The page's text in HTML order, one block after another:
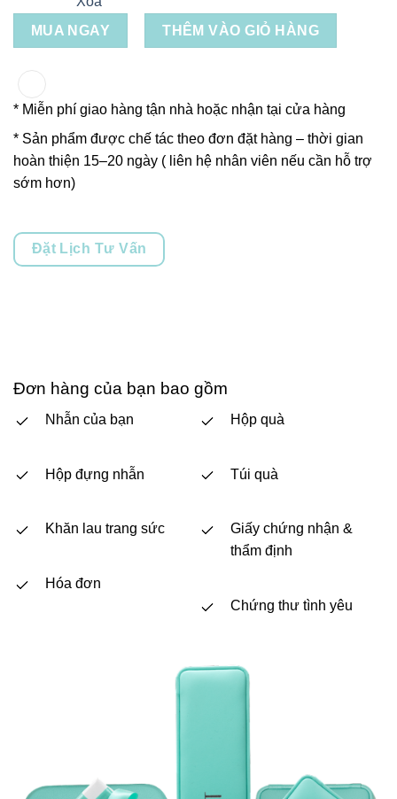
MUA NGAY
THÊM VÀO GIỎ HÀNG
* Miễn phí giao hàng tận nhà hoặc nhận tại cửa hàng
* Sản phẩm được chế tác theo đơn đặt hàng – thời gian
hoàn thiện 15–20 ngày ( liên hệ nhân viên nếu cần hỗ trợ
sớm hơn)
Đặt Lịch Tư Vấn
Đơn hàng của bạn bao gồm
Nhẫn của bạn
Hộp đựng nhẫn
Khăn lau trang sức
Hóa đơn
Hộp quà
Túi quà
Giấy chứng nhận &
thẩm định
Chứng thư tình yêu